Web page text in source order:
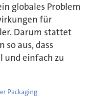
globales Problem
für
Darum stattet
so aus, dass
und einfach zu
Packaging